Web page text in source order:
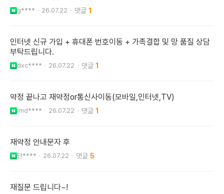
g**** 26.07.22 1
인터넷 신규 가입 + 휴대폰 번호이동 + 가족결합 및 망 품질 상담
부탁드립니다.
dxc**** 26.07.22 1
약정 끝나고 재약정or통신사이동(모바일,인터넷,TV)
imd**** 26.07.22 1
재약정 안내문자 후
단**** 26.07.22 5
재질문 드립니다~!